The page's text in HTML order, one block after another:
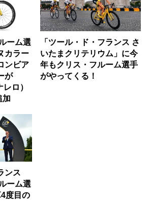
ーム選
カラー
ンビア
が
ロ）
加
「ツール・ド・フランス さ
いたまクリテリウム」に今
年もクリス・フルーム選手
がやってくる！
ンス
ーム選
度目の